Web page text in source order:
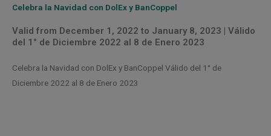
Celebra la Navidad con DolEx y BanCoppel
Valid from December 1, 2022 to January 8, 2023 | Válido
del 1° de Diciembre 2022 al 8 de Enero 2023
Celebra la Navidad con DolEx y BanCoppel Válido del 1° de
Diciembre 2022 al 8 de Enero 2023